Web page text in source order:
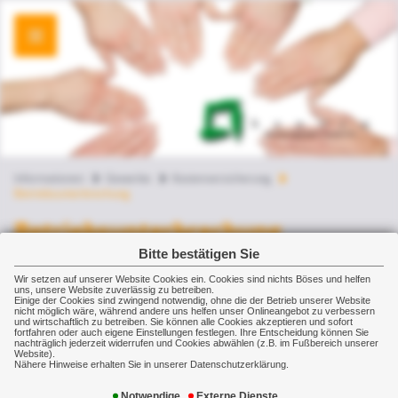
Bitte bestätigen Sie
Wir setzen auf unserer Website Cookies ein. Cookies sind nichts Böses und helfen
uns, unsere Website zuverlässig zu betreiben.
Einige der Cookies sind zwingend notwendig, ohne die der Betrieb unserer Website
nicht möglich wäre, während andere uns helfen unser Onlineangebot zu verbessern
und wirtschaftlich zu betreiben. Sie können alle Cookies akzeptieren und sofort
fortfahren oder auch eigene Einstellungen festlegen. Ihre Entscheidung können Sie
nachträglich jederzeit widerrufen und Cookies abwählen (z.B. im Fußbereich unserer
Website).
Nähere Hinweise erhalten Sie in unserer Datenschutzerklärung.
Betriebsunterbrechung
Betriebsunterbrechung
Alle Räder stehen still - aber die Kosten
laufen weiter: Die
Betriebsunterbrechungsversicherung
hilft.